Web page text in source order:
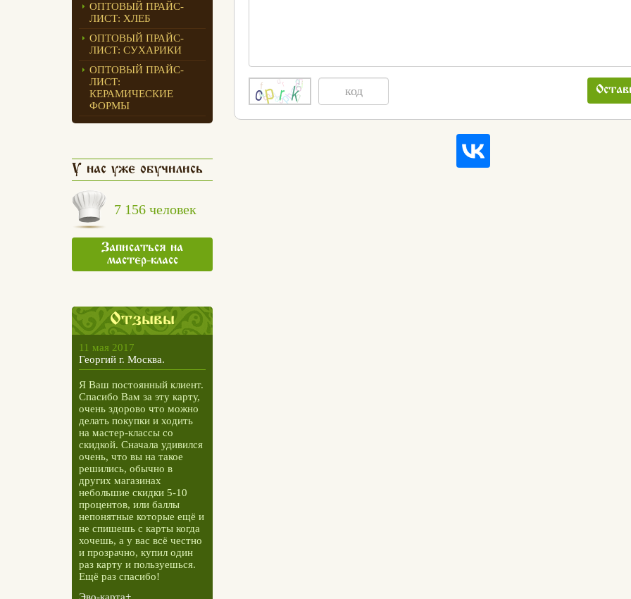
ОПТОВЫЙ ПРАЙС-
ЛИСТ: ХЛЕБ
ОПТОВЫЙ ПРАЙС-
ЛИСТ: СУХАРИКИ
ОПТОВЫЙ ПРАЙС-
ЛИСТ:
КЕРАМИЧЕСКИЕ
ФОРМЫ
У нас уже обучились
7 156 человек
Записаться на
мастер-класс
Отзывы
11 мая 2017
Георгий г. Москва.
Я Ваш постоянный клиент.
Спасибо Вам за эту карту,
очень здорово что можно
делать покупки и ходить
на мастер-классы со
скидкой. Сначала удивился
очень, что вы на такое
решились, обычно в
других магазинах
небольшие скидки 5-10
процентов, или баллы
непонятные которые ещё и
не спишешь с карты когда
хочешь, а у вас всё честно
и прозрачно, купил один
раз карту и пользуешься.
Ещё раз спасибо!